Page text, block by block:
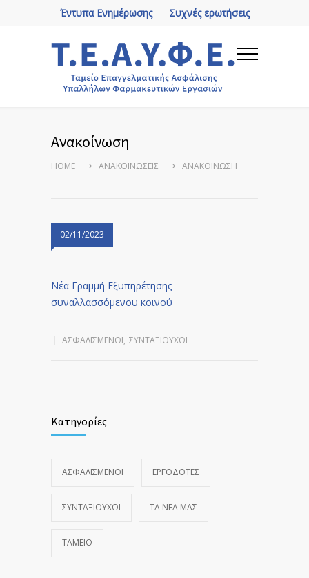
Συχνές ερωτήσεις
Έντυπα Ενημέρωσης
Ανακοίνωση
HOME ΑΝΑΚΟΙΝΏΣΕΙΣ ΑΝΑΚΟΊΝΩΣΗ
02/11/2023
Νέα Γραμμή Εξυπηρέτησης
συναλλασσόμενου κοινού
ΑΣΦΑΛΙΣΜΕΝΟΙ, ΣΥΝΤΑΞΙΟΥΧΟΙ
Κατηγορίες
ΑΣΦΑΛΙΣΜΕΝΟΙ ΕΡΓΟΔΟΤΕΣ
ΣΥΝΤΑΞΙΟΥΧΟΙ ΤΑ ΝΈΑ ΜΑΣ
ΤΑΜΕΙΟ